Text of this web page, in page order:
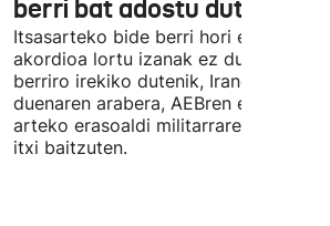
berri bat adostu dute
Itsasarteko bide berri hori egiteko
akordioa lortu izanak ez du esan nahi
berriro irekiko dutenik, Iranek
duenaren arabera, AEBren eta
arteko erasoaldi militarraren
itxi baitzuten.